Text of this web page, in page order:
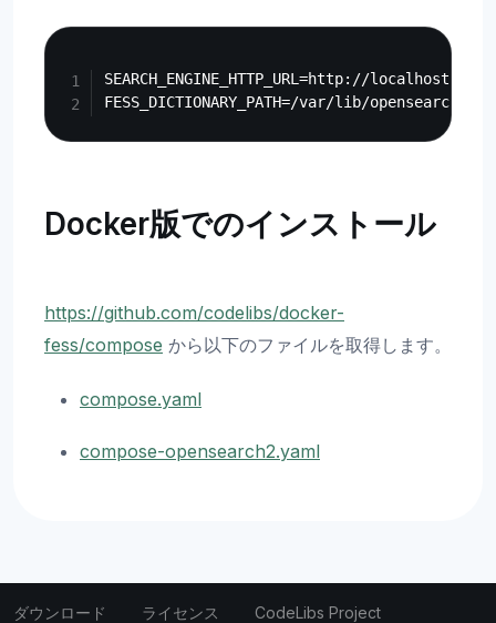
SEARCH_ENGINE_HTTP_URL=http://localhost:9200
Docker版でのインストール
https://github.com/codelibs/docker-
fess/compose から以下のファイルを取得します。
compose.yaml
compose-opensearch2.yaml
ダウンロード ライセンス CodeLibs Project